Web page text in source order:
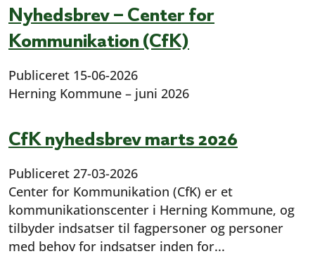
Nyhedsbrev – Center for
Kommunikation (CfK)
Publiceret 15-06-2026
Herning Kommune – juni 2026
CfK nyhedsbrev marts 2026
Publiceret 27-03-2026
Center for Kommunikation (CfK) er et
kommunikationscenter i Herning Kommune, og
tilbyder indsatser til fagpersoner og personer
med behov for indsatser inden for...